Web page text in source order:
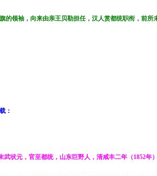
的领袖，向来由亲王贝勒担任，汉人赏都统职衔，前所
：
状元，官至都统，山东巨野人，清咸丰二年（1852年